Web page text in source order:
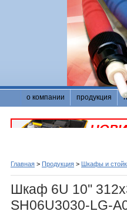
о компании продукция
Главная > Продукция > Шкафы и
Шкаф 6U 10''
SH06U3030-LG-